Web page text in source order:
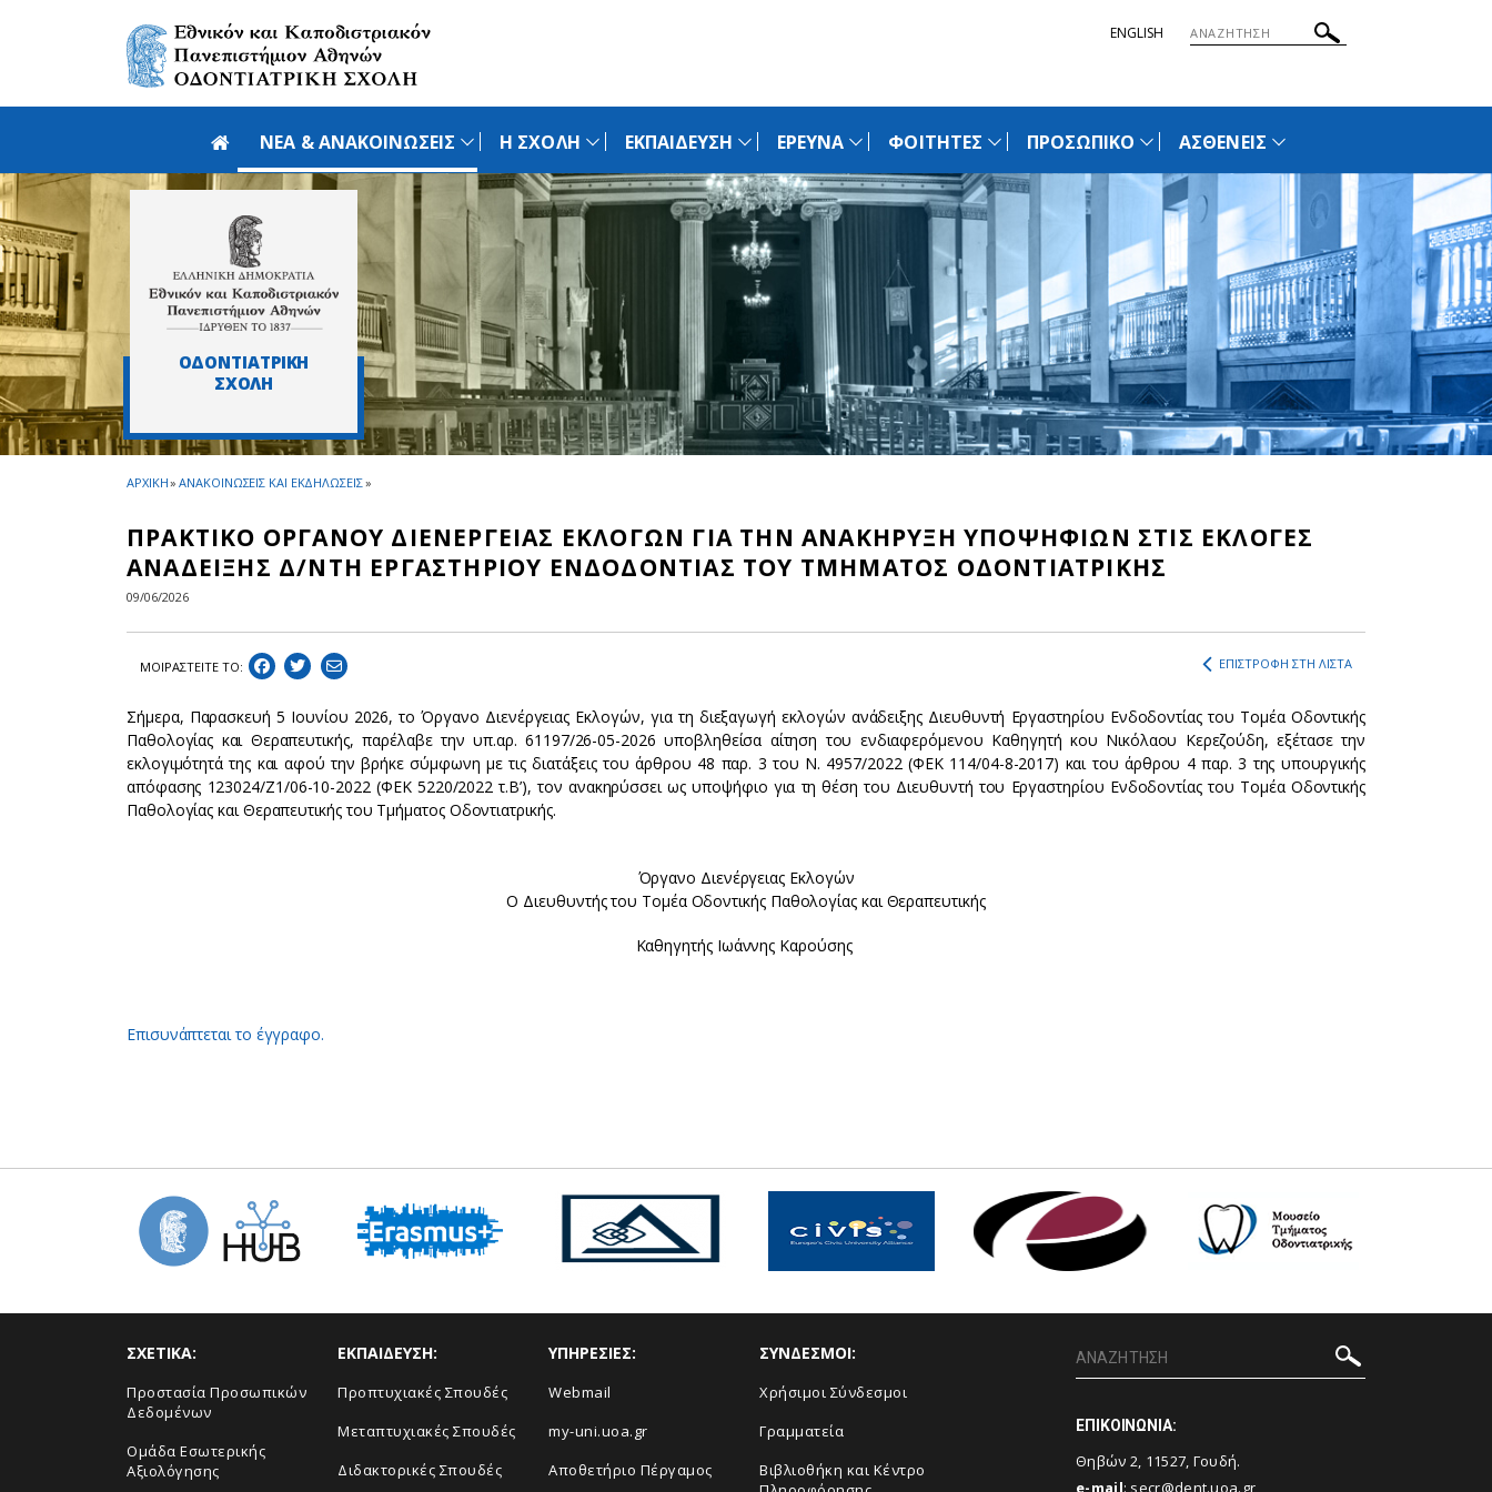
ΝΕΑ & ΑΝΑΚΟΙΝΩΣΕΙΣ Η ΣΧΟΛΗ ΕΚΠΑΙΔΕΥΣΗ ΕΡΕΥΝΑ ΦΟΙΤΗΤΕΣ ΠΡΟΣΩΠΙΚΟ ΑΣΘΕΝΕΙΣ
ΟΔΟΝΤΙΑΤΡΙΚΗ
ΣΧΟΛΗ
ΑΡΧΙΚΗ» ΑΝΑΚΟΙΝΩΣΕΙΣ ΚΑΙ ΕΚΔΗΛΩΣΕΙΣ»
ΠΡΑΚΤΙΚΟ ΟΡΓΑΝΟΥ ΔΙΕΝΕΡΓΕΙΑΣ ΕΚΛΟΓΩΝ ΓΙΑ ΤΗΝ ΑΝΑΚΗΡΥΞΗ ΥΠΟΨΗΦΙΩΝ ΣΤΙΣ ΕΚΛΟΓΕΣ
ΑΝΑΔΕΙΞΗΣ Δ/ΝΤΗ ΕΡΓΑΣΤΗΡΙΟΥ ΕΝΔΟΔΟΝΤΙΑΣ ΤΟΥ ΤΜΗΜΑΤΟΣ ΟΔΟΝΤΙΑΤΡΙΚΗΣ
09/06/2026
ΜΟΙΡΑΣΤEIΤΕ ΤΟ: ΕΠΙΣΤΡΟΦΗ ΣΤΗ ΛΙΣΤΑ
Σήμερα, Παρασκευή 5 Ιουνίου 2026, το Όργανο Διενέργειας Εκλογών, για τη διεξαγωγή εκλογών ανάδειξης Διευθυντή Εργαστηρίου Ενδοδοντίας του Τομέα Οδοντικής
Παθολογίας και Θεραπευτικής, παρέλαβε την υπ.αρ. 61197/26-05-2026 υποβληθείσα αίτηση του ενδιαφερόμενου Καθηγητή κου Νικόλαου Κερεζούδη, εξέτασε την
εκλογιμότητά της και αφού την βρήκε σύμφωνη με τις διατάξεις του άρθρου 48 παρ. 3 του Ν. 4957/2022 (ΦΕΚ 114/04-8-2017) και του άρθρου 4 παρ. 3 της υπουργικής
απόφασης 123024/Ζ1/06-10-2022 (ΦΕΚ 5220/2022 τ.Β’), τον ανακηρύσσει ως υποψήφιο για τη θέση του Διευθυντή του Εργαστηρίου Ενδοδοντίας του Τομέα Οδοντικής
Παθολογίας και Θεραπευτικής του Τμήματος Οδοντιατρικής.
Όργανο Διενέργειας Εκλογών
Ο Διευθυντής του Τομέα Οδοντικής Παθολογίας και Θεραπευτικής
Καθηγητής Ιωάννης Καρούσης
Επισυνάπτεται το έγγραφο.
ΣΧΕΤΙΚΑ:
Προστασία Προσωπικών
Δεδομένων
Ομάδα Εσωτερικής
Αξιολόγησης
ΕΚΠΑΙΔΕΥΣΗ:
Προπτυχιακές Σπουδές
Μεταπτυχιακές Σπουδές
Διδακτορικές Σπουδές
ΥΠΗΡΕΣΙΕΣ:
Webmail
my-uni.uoa.gr
Αποθετήριο Πέργαμος
ΣΥΝΔΕΣΜΟΙ:
Χρήσιμοι Σύνδεσμοι
Γραμματεία
Βιβλιοθήκη και Κέντρο
ΕΠΙΚΟΙΝΩΝΙΑ:
Θηβών 2, 11527, Γουδή.